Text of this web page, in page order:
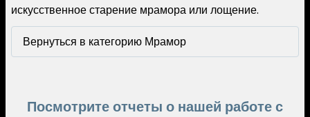
искусственное старение мрамора или лощение.
Вернуться в категорию Мрамор
Посмотрите отчеты о нашей работе с